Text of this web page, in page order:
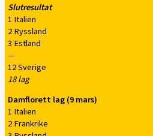
Slutresultat
1 Italien
2 Ryssland
3 Estland
—
12 Sverige
18 lag
Damflorett lag (9 mars)
1 Italien
2 Frankrike